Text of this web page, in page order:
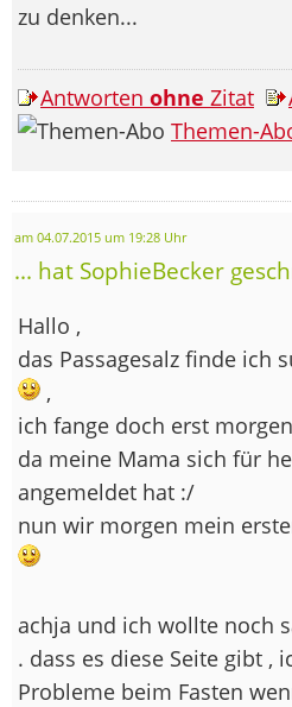
zu denken...
Antworten ohne Zitat
Themen-
am 04.07.2015 um 19:28 Uhr
... hat SophieBecker
Hallo ,
das Passagesalz finde ich
,
ich fange doch erst
da meine Mama sich für
angemeldet hat :/
nun wir morgen mein
achja und ich wollte noch
. dass es diese Seite gibt ,
Probleme beim Fasten